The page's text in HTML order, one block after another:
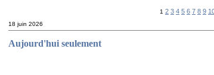
1 2 3 4 5 6 7 8 9
18 juin 2026
Aujourd'hui seulement